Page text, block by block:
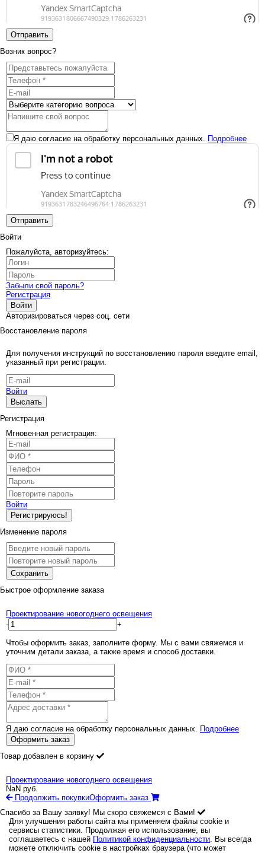
Отправить
Возник вопрос?
Я даю согласие на обработку персональных данных. Подробнее
Отправить
Войти
Пожалуйста, авторизуйтесь:
Забыли свой пароль?
Регистрация
Войти
Авторизироваться через соц. сети
Восстановление пароля
Для получения инструкций по восстановлению пароля введите email,
указанный при регистрации.
Войти
Выслать
Регистрация
Мгновенная регистрация:
Войти
Регистрируюсь!
Изменение пароля
Сохранить
Быстрое оформление заказа
Проектирование новогоднего освещения
-
+
Чтобы оформить заказ, заполните форму. Мы с вами свяжемся и
уточним детали заказа, а также время и способ доставки.
Я даю согласие на обработку персональных данных.
Подробнее
Оформить заказ
Товар добавлен в корзину
Проектирование новогоднего освещения
NaN руб.
Продолжить покупкиОформить заказ
Спасибо за Вашу заявку! Мы скоро свяжемся с Вами!
Для улучшения работы сайта мы применяем файлы cookie и
сервисы статистики. Продолжая его использование, вы
соглашаетесь с нашей Политикой конфиденциальности . Вы всегда
можете отключить cookie в настройках браузера (что может